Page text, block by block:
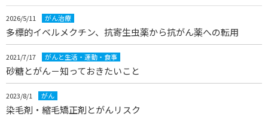
2026/5/11 がん治療
多標的イベルメクチン、抗寄生虫薬から抗がん薬への転用
2021/7/17 がんと生活・運動・食事
砂糖とがん－知っておきたいこと
2023/8/1 がん
染毛剤・縮毛矯正剤とがんリスク